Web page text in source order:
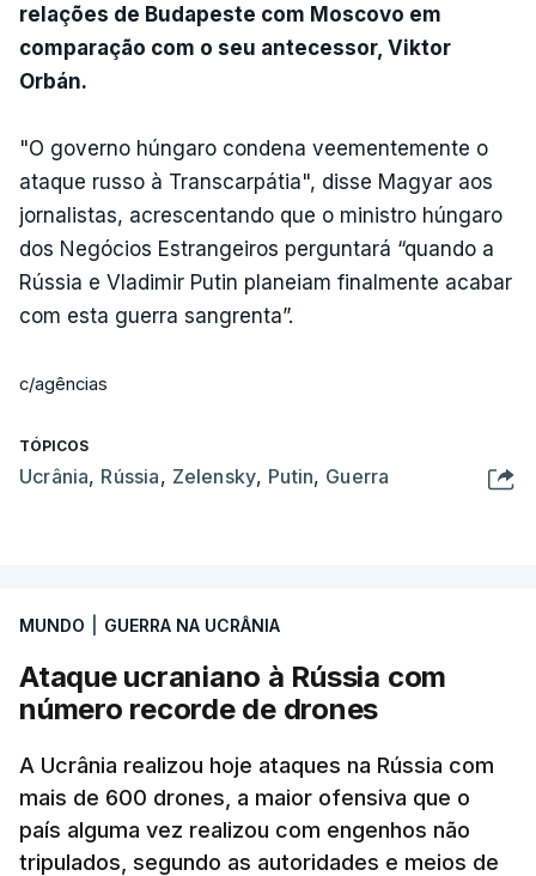
relações de Budapeste com Moscovo em
comparação com o seu antecessor, Viktor
Orbán.
"O governo húngaro condena veementemente o
ataque russo à Transcarpátia", disse Magyar aos
jornalistas, acrescentando que o ministro húngaro
dos Negócios Estrangeiros perguntará “quando a
Rússia e Vladimir Putin planeiam finalmente acabar
com esta guerra sangrenta”.
c/agências
TÓPICOS
Ucrânia, Rússia, Zelensky, Putin, Guerra
MUNDO GUERRA NA UCRÂNIA
Ataque ucraniano à Rússia com
número recorde de drones
A Ucrânia realizou hoje ataques na Rússia com
mais de 600 drones, a maior ofensiva que o
país alguma vez realizou com engenhos não
tripulados, segundo as autoridades e meios de